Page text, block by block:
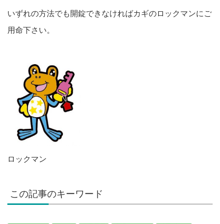
いずれの方法でも開錠できなければカギのロックマンにご
用命下さい。
ロックマン
この記事のキーワード